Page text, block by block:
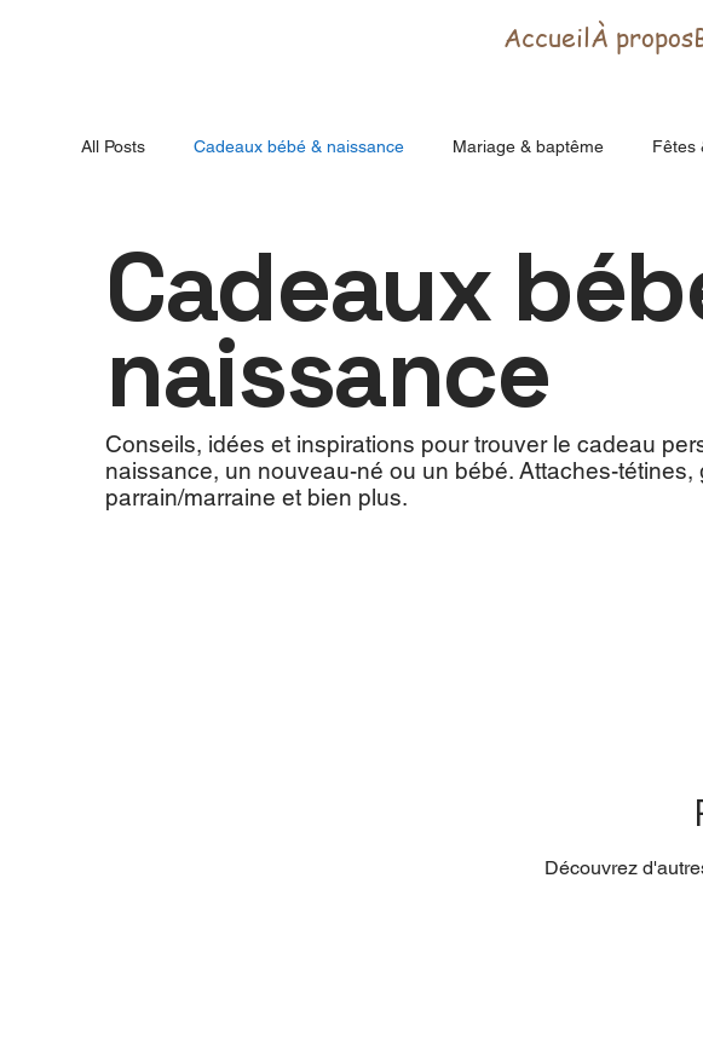
AccueilÀ propos
All Posts Cadeaux bébé & naissance Mariage & baptême Fêtes
Cadeaux
naissance
Conseils, idées et inspirations pour trouver le cadeau
naissance, un nouveau-né ou un bébé. Attaches-
parrain/marraine et bien plus.
Découvrez